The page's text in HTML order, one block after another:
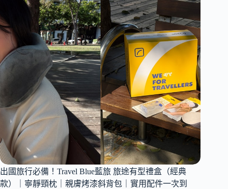
｜
RICOCAFE
酷
力
杯
｜
800ml
大
容
量
＋
陶
瓷
內
膽
｜
不
會
出國旅行必備！Travel Blue藍旅 旅途有型禮盒（經典
款）｜寧靜頸枕｜親膚烤漆斜背包｜實用配件一次到